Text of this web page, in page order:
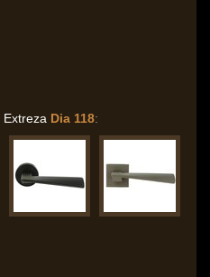
Extreza Dia 118: